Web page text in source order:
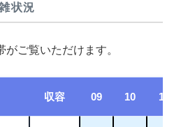
状況
ご覧いただけます。
収容 09 10 11